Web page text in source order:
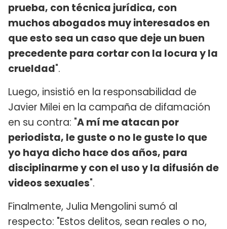
prueba, con técnica jurídica, con
muchos abogados muy interesados en
que esto sea un caso que deje un buen
precedente para cortar con la locura y la
crueldad".
Luego, insistió en la responsabilidad de
Javier Milei en la campaña de difamación
en su contra: "A mí me atacan por
periodista, le guste o no le guste lo que
yo haya dicho hace dos años, para
disciplinarme y con el uso y la difusión de
videos sexuales".
Finalmente, Julia Mengolini sumó al
respecto: "Estos delitos, sean reales o no,